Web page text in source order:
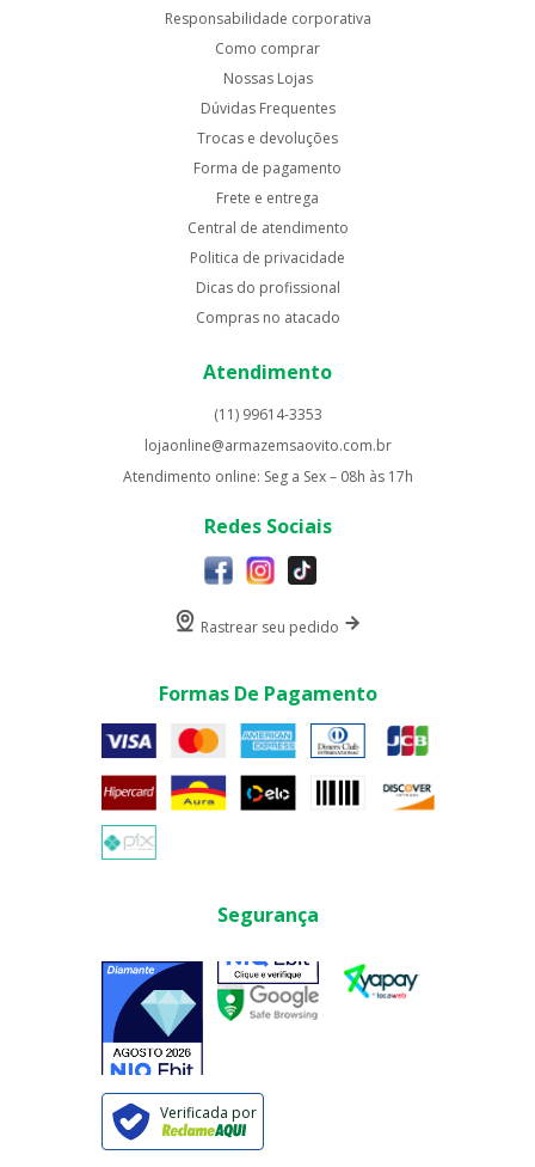
Responsabilidade corporativa
Como comprar
Nossas Lojas
Dúvidas Frequentes
Trocas e devoluções
Forma de pagamento
Frete e entrega
Central de atendimento
Politica de privacidade
Dicas do profissional
Compras no atacado
Atendimento
(11) 99614-3353
lojaonline@armazemsaovito.com.br
Atendimento online: Seg a Sex – 08h às 17h
Redes Sociais
Rastrear seu pedido
Formas De Pagamento
Segurança
Verificada por